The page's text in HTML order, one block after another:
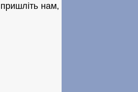
нам,